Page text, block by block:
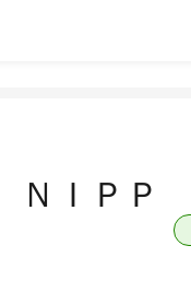
ＩＰＰ